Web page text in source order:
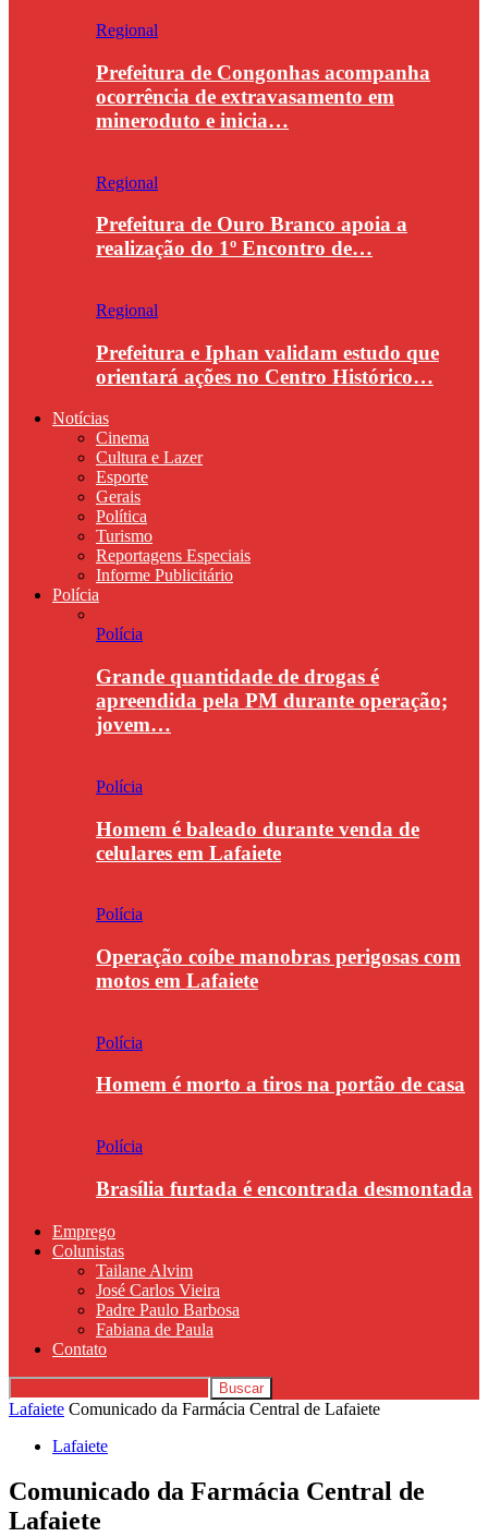
Regional
Prefeitura de Congonhas acompanha
ocorrência de extravasamento em
mineroduto e inicia…
Regional
Prefeitura de Ouro Branco apoia a
realização do 1º Encontro de…
Regional
Prefeitura e Iphan validam estudo que
orientará ações no Centro Histórico…
Notícias
Cinema
Cultura e Lazer
Esporte
Gerais
Política
Turismo
Reportagens Especiais
Informe Publicitário
Polícia
Polícia
Grande quantidade de drogas é
apreendida pela PM durante operação;
jovem…
Polícia
Homem é baleado durante venda de
celulares em Lafaiete
Polícia
Operação coíbe manobras perigosas com
motos em Lafaiete
Polícia
Homem é morto a tiros na portão de casa
Polícia
Brasília furtada é encontrada desmontada
Emprego
Colunistas
Tailane Alvim
José Carlos Vieira
Padre Paulo Barbosa
Fabiana de Paula
Contato
Lafaiete Comunicado da Farmácia Central de Lafaiete
Lafaiete
Comunicado da Farmácia Central de
Lafaiete